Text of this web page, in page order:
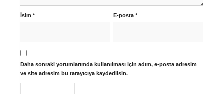
İsim * E-posta*
Daha sonraki yorumlarımda kullanılması için adım, e-posta adresim
ve site adresim bu tarayıcıya kaydedilsin.